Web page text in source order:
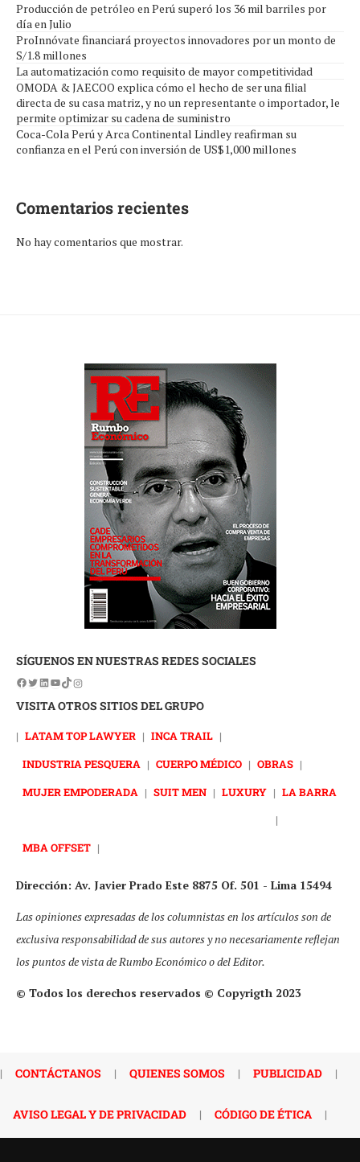
Producción de petróleo en Perú superó los 36 mil barriles por
día en Julio
ProInnóvate financiará proyectos innovadores por un monto de
S/1.8 millones
La automatización como requisito de mayor competitividad
OMODA & JAECOO explica cómo el hecho de ser una filial
directa de su casa matriz, y no un representante o importador, le
permite optimizar su cadena de suministro
Coca-Cola Perú y Arca Continental Lindley reafirman su
confianza en el Perú con inversión de US$1,000 millones
Comentarios recientes
No hay comentarios que mostrar.
SÍGUENOS EN NUESTRAS REDES SOCIALES
VISITA OTROS SITIOS DEL GRUPO
| LATAM TOP LAWYER | INCA TRAIL |
INDUSTRIA PESQUERA | CUERPO MÉDICO | OBRAS |
MUJER EMPODERADA | SUIT MEN | LUXURY | LA BARRA
|
MBA OFFSET |
Dirección: Av. Javier Prado Este 8875 Of. 501 - Lima 15494
Las opiniones expresadas de los columnistas en los artículos son de
exclusiva responsabilidad de sus autores y no necesariamente reflejan
los puntos de vista de Rumbo Económico o del Editor.
© Todos los derechos reservados © Copyrigth 2023
| CONTÁCTANOS | QUIENES SOMOS | PUBLICIDAD |
AVISO LEGAL Y DE PRIVACIDAD | CÓDIGO DE ÉTICA |